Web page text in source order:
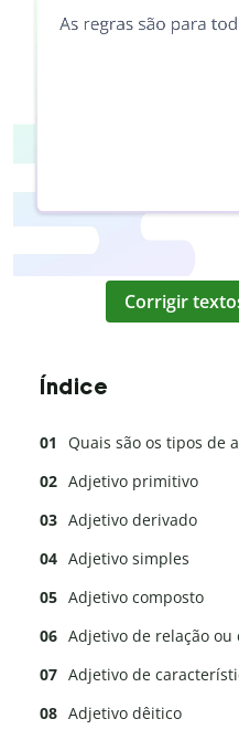
Corrigir
Índice
Quais são os tipos de
Adjetivo primitivo
Adjetivo derivado
Adjetivo simples
Adjetivo composto
Adjetivo de relação ou
Adjetivo de
Adjetivo dêitico